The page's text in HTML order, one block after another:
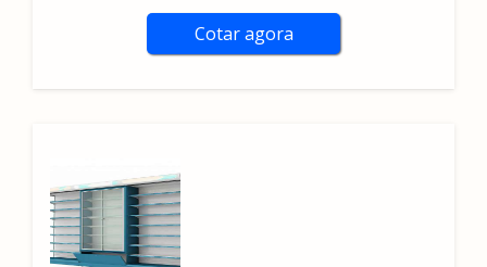
Cotar agora